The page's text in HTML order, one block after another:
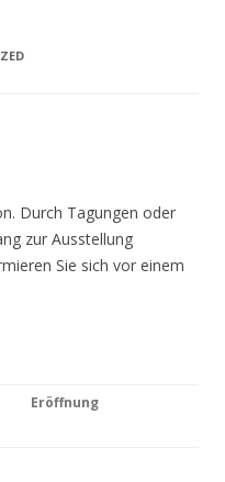
Durch Tagungen oder
zur Ausstellung
Sie sich vor einem
Eröffnung